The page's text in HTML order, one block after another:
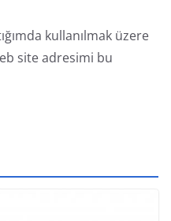
kullanılmak üzere
site adresimi bu